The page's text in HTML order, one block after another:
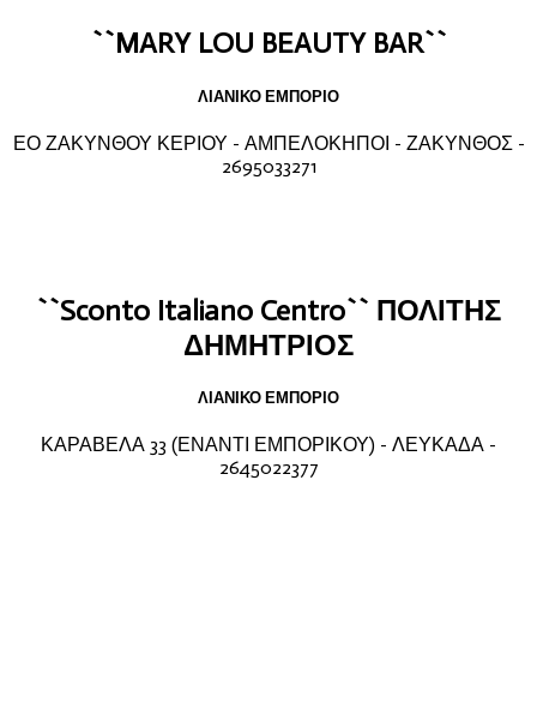
``MARY LOU BEAUTY BAR``
ΛΙΑΝΙΚΟ ΕΜΠΟΡΙΟ
ΕΟ ΖΑΚΥΝΘΟΥ ΚΕΡΙΟΥ - ΑΜΠΕΛΟΚΗΠΟΙ - ΖΑΚΥΝΘΟΣ -
2695033271
``Sconto Italiano Centro`` ΠΟΛΙΤΗΣ
ΔΗΜΗΤΡΙΟΣ
ΛΙΑΝΙΚΟ ΕΜΠΟΡΙΟ
ΚΑΡΑΒΕΛΑ 33 (ΕΝΑΝΤΙ ΕΜΠΟΡΙΚΟΥ) - ΛΕΥΚΑΔΑ -
2645022377